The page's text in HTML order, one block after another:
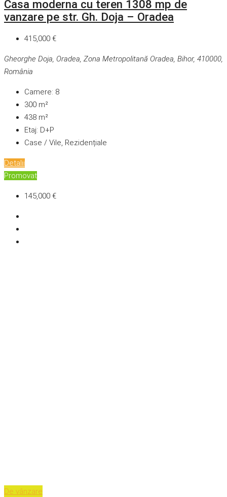
Casa moderna cu teren 1308 mp de
vanzare pe str. Gh. Doja – Oradea
415,000 €
Gheorghe Doja, Oradea, Zona Metropolitană Oradea, Bihor, 410000,
România
Camere: 8
300 m²
438 m²
Etaj: D+P
Case / Vile, Rezidențiale
Detalii
Promovat
145,000 €
De vânzare